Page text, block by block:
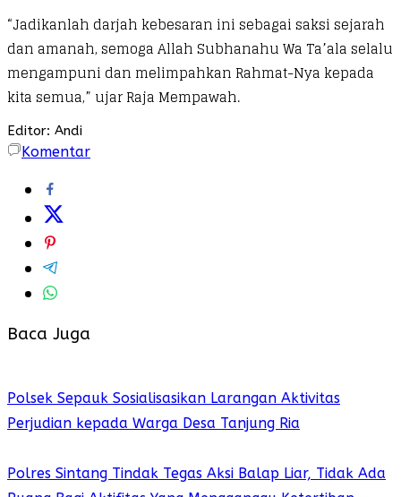
“Jadikanlah darjah kebesaran ini sebagai saksi sejarah
dan amanah, semoga Allah Subhanahu Wa Ta’ala selalu
mengampuni dan melimpahkan Rahmat-Nya kepada
kita semua,” ujar Raja Mempawah.
Editor: Andi
Komentar
Baca Juga
Polsek Sepauk Sosialisasikan Larangan Aktivitas
Perjudian kepada Warga Desa Tanjung Ria
Polres Sintang Tindak Tegas Aksi Balap Liar, Tidak Ada